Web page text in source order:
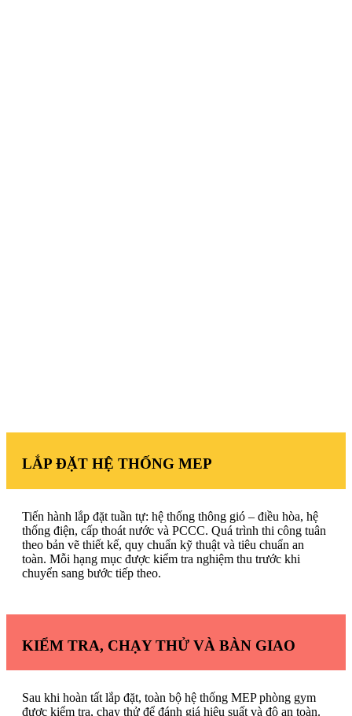
LẮP ĐẶT HỆ THỐNG MEP
Tiến hành lắp đặt tuần tự: hệ thống thông gió – điều hòa, hệ
thống điện, cấp thoát nước và PCCC. Quá trình thi công tuân
theo bản vẽ thiết kế, quy chuẩn kỹ thuật và tiêu chuẩn an
toàn. Mỗi hạng mục được kiểm tra nghiệm thu trước khi
chuyển sang bước tiếp theo.
KIỂM TRA, CHẠY THỬ VÀ BÀN GIAO
Sau khi hoàn tất lắp đặt, toàn bộ hệ thống MEP phòng gym
được kiểm tra, chạy thử để đánh giá hiệu suất và độ an toàn.